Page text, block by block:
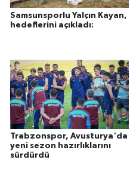
Samsunsporlu Yalçın Kayan,
hedeflerini açıkladı:
Trabzonspor, Avusturya'da
yeni sezon hazırlıklarını
sürdürdü